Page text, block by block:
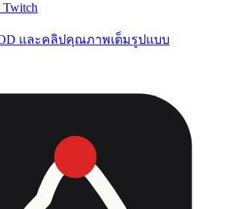
และคลิปคุณภาพเต็มรูปแบบ